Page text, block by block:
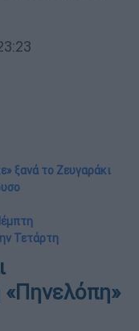
ξανά το Ζευγαράκι
Τετάρτη